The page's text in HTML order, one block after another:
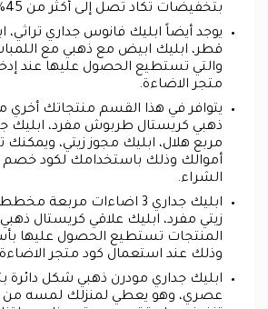
بتخفيضات تكاد تصل إلى أكثر من 45%.
يوجد أيضاً ابليك فانوس جداري تراثي،
قطر، ابليك ابيض مع ذهبي مع
والتي تستطيع الحصول عليها عند
متجر الاضاءة.
يتوافر في هذا القسم منتجاتك أخري
أموالك وذلك باستخدامك لكود خصم
الشراء.
ابليك جداري 3 اضاءات مربعة
زيتي مفرد، ابليك علاقي كريستال
المنتجات تستطيع الحصول عليها
وذلك عند استعمال كود متجر
ابليك جداري مودرن ذهبي شكل دائرة
عصري، وهو يعطي لمنزلك لمسه من